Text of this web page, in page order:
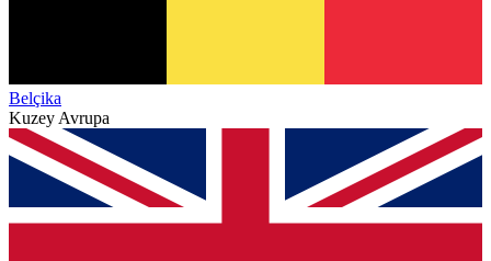
Belçika
Kuzey Avrupa